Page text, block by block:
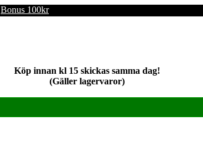
Bonus 100kr
Köp innan kl 15 skickas samma dag!
(Gäller lagervaror)